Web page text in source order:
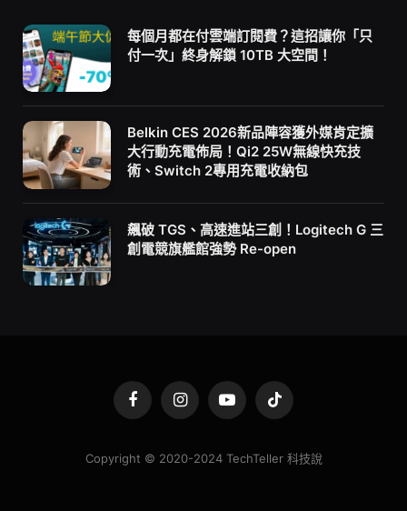
每個月都在付雲端訂閱費？這招讓你「只
付一次」終身解鎖 10TB 大空間！
Belkin CES 2026新品陣容獲外媒肯定擴
大行動充電佈局！Qi2 25W無線快充技
術、Switch 2專用充電收納包
飆破 TGS、高速進站三創！Logitech G 三
創電競旗艦館強勢 Re-open
FacebookInstagramYouTubeTikTok
Copyright © 2020-2024 TechTeller 科技說